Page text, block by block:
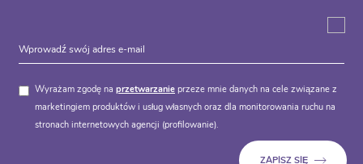
Wyrażam zgodę na przetwarzanie przeze mnie danych na cele związane z
marketingiem produktów i usług własnych oraz dla monitorowania ruchu na
stronach internetowych agencji (profilowanie).